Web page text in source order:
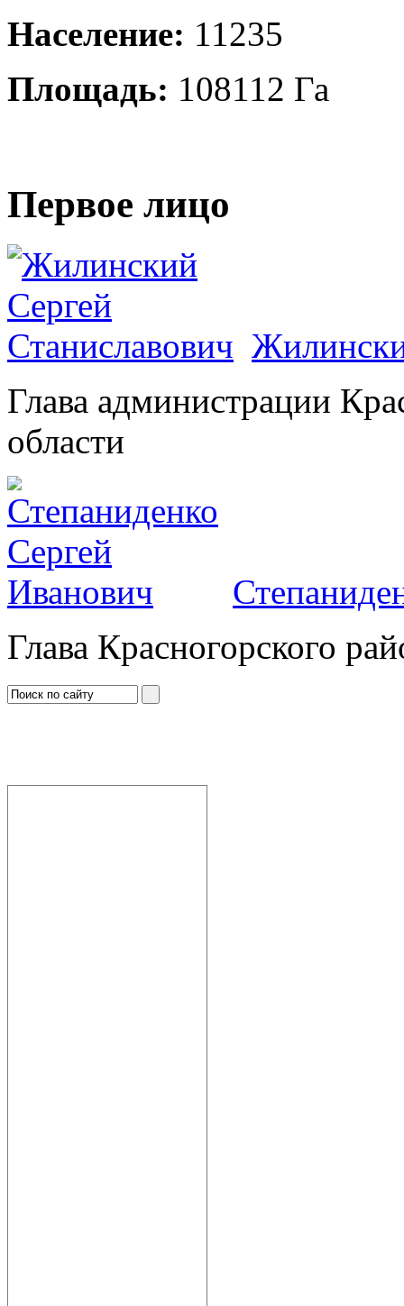
Население: 11235
Площадь: 108112 Га
Первое лицо
Глава администрации
области
Глава Красногорского